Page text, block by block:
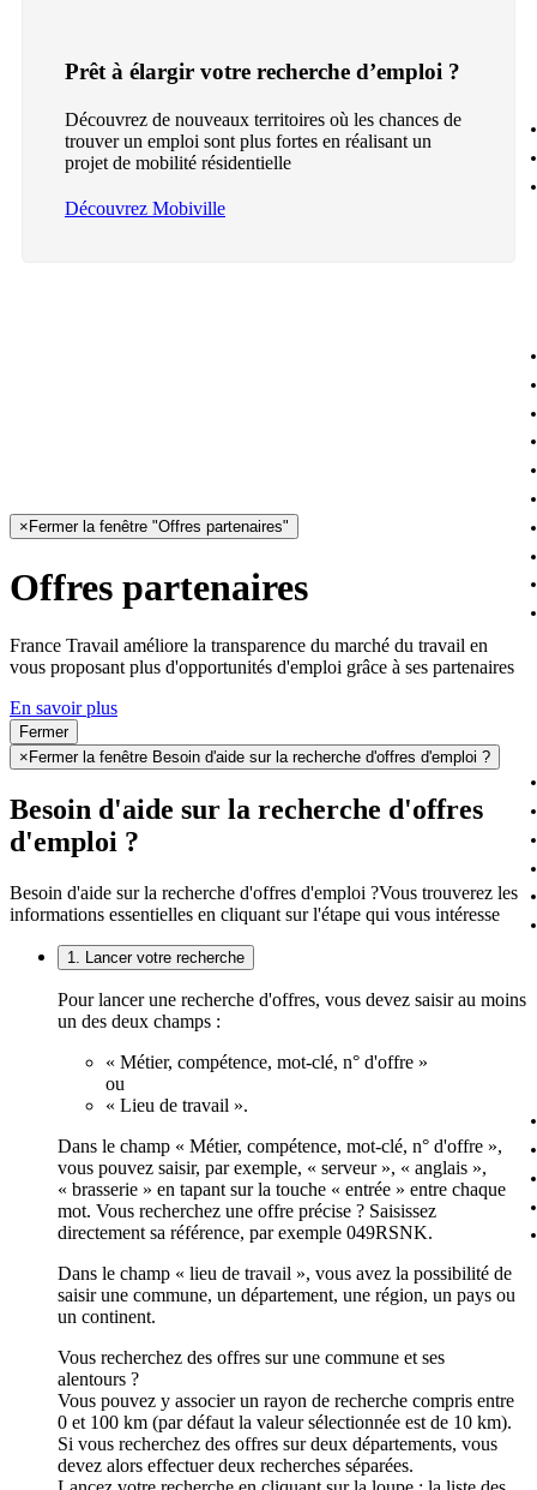
Prêt à élargir votre recherche d’emploi ?
Découvrez de nouveaux territoires où les chances de
trouver un emploi sont plus fortes en réalisant un
projet de mobilité résidentielle
Découvrez Mobiville
× Fermer la fenêtre "Offres partenaires"
Offres partenaires
France Travail améliore la transparence du marché du travail en
vous proposant plus d'opportunités d'emploi grâce à ses partenaires
En savoir plus
Fermer
× Fermer la fenêtre Besoin d'aide sur la recherche d'offres d'emploi ?
Besoin d'aide sur la recherche d'offres
d'emploi ?
Besoin d'aide sur la recherche d'offres d'emploi ?Vous trouverez les
informations essentielles en cliquant sur l'étape qui vous intéresse
1. Lancer votre recherche
Pour lancer une recherche d'offres, vous devez saisir au moins
un des deux champs :
« Métier, compétence, mot-clé, n° d'offre »
ou
« Lieu de travail ».
Dans le champ « Métier, compétence, mot-clé, n° d'offre »,
vous pouvez saisir, par exemple, « serveur », « anglais »,
« brasserie » en tapant sur la touche « entrée » entre chaque
mot. Vous recherchez une offre précise ? Saisissez
directement sa référence, par exemple 049RSNK.
Dans le champ « lieu de travail », vous avez la possibilité de
saisir une commune, un département, une région, un pays ou
un continent.
Vous recherchez des offres sur une commune et ses
alentours ?
Vous pouvez y associer un rayon de recherche compris entre
0 et 100 km (par défaut la valeur sélectionnée est de 10 km).
Si vous recherchez des offres sur deux départements, vous
devez alors effectuer deux recherches séparées.